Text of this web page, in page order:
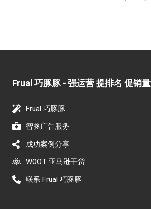
Frual 巧豚豚 - 强运营 提排名 促销量​
Frual 巧豚豚
智豚广告服务
成功案例分享
WOOT 亚马逊干货
联系 Frual 巧豚豚